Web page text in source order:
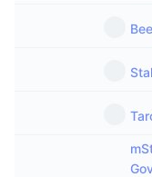
Technische analyse
Onderzoek